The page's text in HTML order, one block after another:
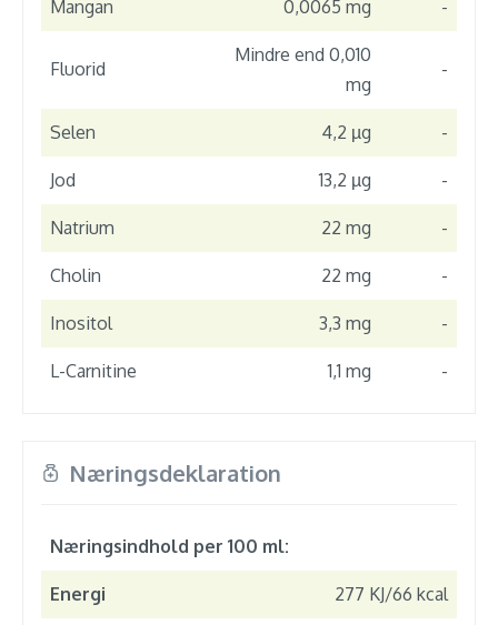
Mangan 0,0065 mg -
Fluorid
Mindre end 0,010
mg
-
Selen 4,2 µg -
Jod 13,2 µg -
Natrium 22 mg -
Cholin 22 mg -
Inositol 3,3 mg -
L-Carnitine 1,1 mg -
Næringsdeklaration
Næringsindhold per 100 ml:
Energi 277 KJ/66 kcal